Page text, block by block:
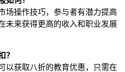
场操作技巧，参与者有潜力提高
未来获得更高的收入和职业发展
？
以获取八折的教育优惠，只需在